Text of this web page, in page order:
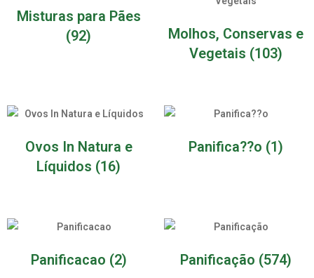
Misturas para Pães
(92)
Molhos, Conservas e
Vegetais (103)
Ovos In Natura e
Líquidos (16)
Panifica??o (1)
Panificacao (2) Panificação (574)